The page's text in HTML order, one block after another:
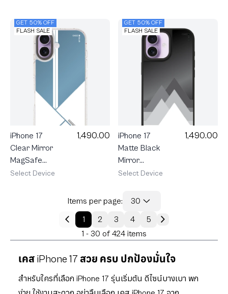
Ribbon
GET 50% OFF
FLASH SALE
iPhone 17
Clear Mirror
MagSafe
Minimal
1,490.00
Select Device
GET 50% OFF
FLASH SALE
iPhone 17
Matte Black
Mirror
MagSafe
Peak
1,490.00
Select Device
1 - 30 of 424 items
1 2 3 4 5
Items per page: 30
เคส iPhone 17 สวย ครบ ปกป้องมั่นใจ
สำหรับใครที่เลือก iPhone 17 รุ่นเริ่มต้น ดีไซน์บางเบา พก